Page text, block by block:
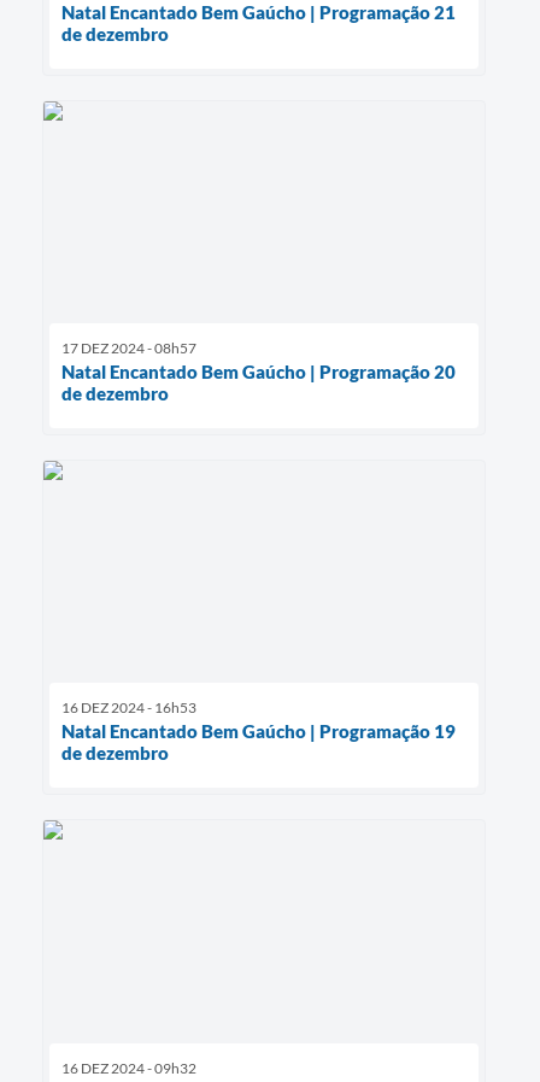
Natal Encantado Bem Gaúcho | Programação 21
de dezembro
17 DEZ 2024 - 08h57
Natal Encantado Bem Gaúcho | Programação 20
de dezembro
16 DEZ 2024 - 16h53
Natal Encantado Bem Gaúcho | Programação 19
de dezembro
16 DEZ 2024 - 09h32